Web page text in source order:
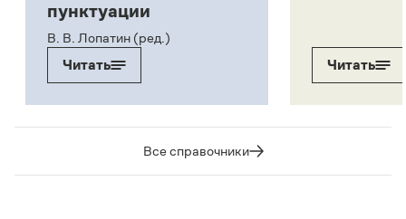
пунктуации
В. В. Лопатин (ред.)
Читать
Читать
Все справочники